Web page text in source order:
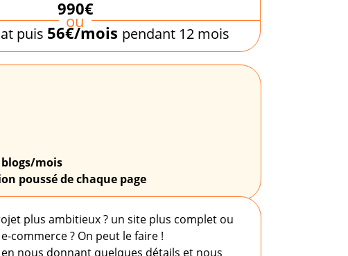
990€
ou
puis 56€/mois pendant 12 mois
blogs/mois
pousséde chaque page
plus ambitieux ? un site plus complet ou
commerce ? On peut le faire !
nous donnant quelques détails et nous